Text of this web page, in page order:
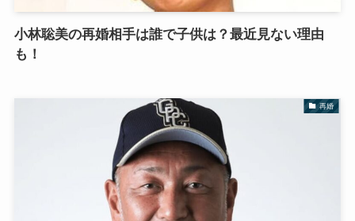
小林聡美の再婚相手は誰で子供は？最近見ない理由
も！
再婚